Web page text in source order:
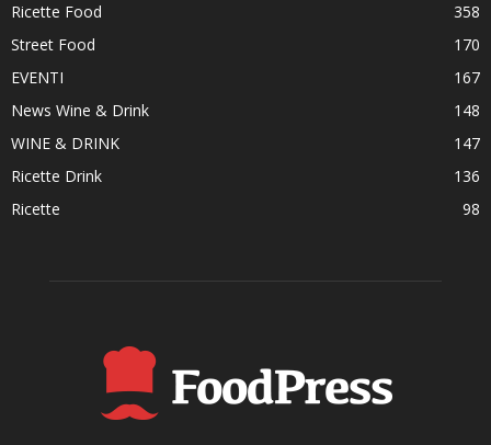
Ricette Food
358
Street Food
170
EVENTI
167
News Wine & Drink
148
WINE & DRINK
147
Ricette Drink
136
Ricette
98